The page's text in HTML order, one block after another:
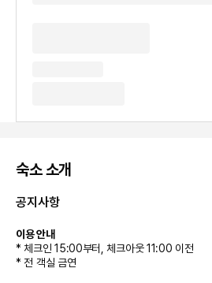
숙소 소개
공지사항
이용 안내
* 체크인 15:00부터, 체크아웃 11:00 이전
* 전 객실 금연